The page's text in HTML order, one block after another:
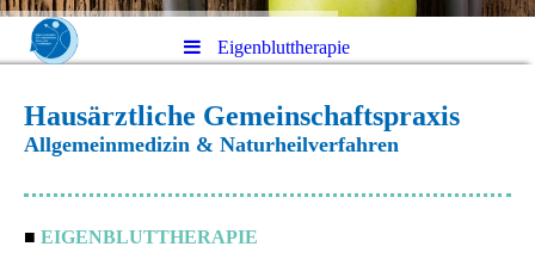
Eigenbluttherapie
Hausärztliche Gemeinschaftspraxis
Allgemeinmedizin & Naturheilverfahren
■ EIGENBLUTTHERAPIE